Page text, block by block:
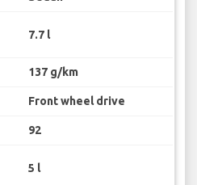
7.7 l
137 g/km
Front wheel drive
92
5 l